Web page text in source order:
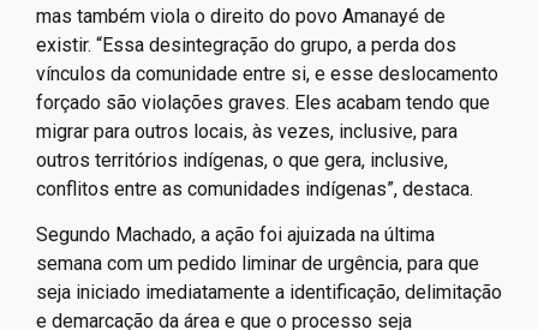
mas também viola o direito do povo Amanayé de
existir. “Essa desintegração do grupo, a perda dos
vínculos da comunidade entre si, e esse deslocamento
forçado são violações graves. Eles acabam tendo que
migrar para outros locais, às vezes, inclusive, para
outros territórios indígenas, o que gera, inclusive,
conflitos entre as comunidades indígenas”, destaca.
Segundo Machado, a ação foi ajuizada na última
semana com um pedido liminar de urgência, para que
seja iniciado imediatamente a identificação, delimitação
e demarcação da área e que o processo seja